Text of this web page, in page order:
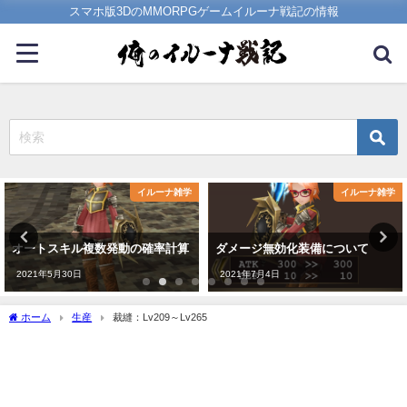
スマホ版3DのMMORPGゲームイルーナ戦記の情報
イルーナ雑学
オートスキル複数発動の確率計算
2021年5月30日
イルーナ雑学
ダメージ無効化装備について
2021年7月4日
ホーム 生産 裁縫：Lv209～Lv265